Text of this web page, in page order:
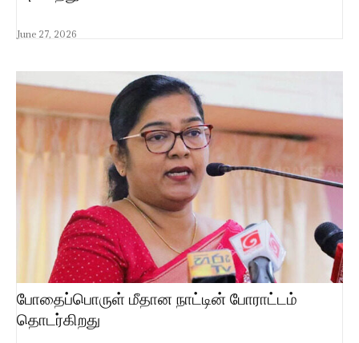
June 27, 2026
போதைப்பொருள் மீதான நாட்டின் போராட்டம்
தொடர்கிறது